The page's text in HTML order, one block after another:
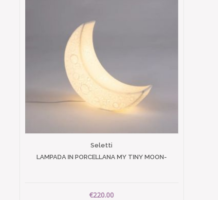
Seletti
LAMPADA IN PORCELLANA MY TINY MOON-
€220.00